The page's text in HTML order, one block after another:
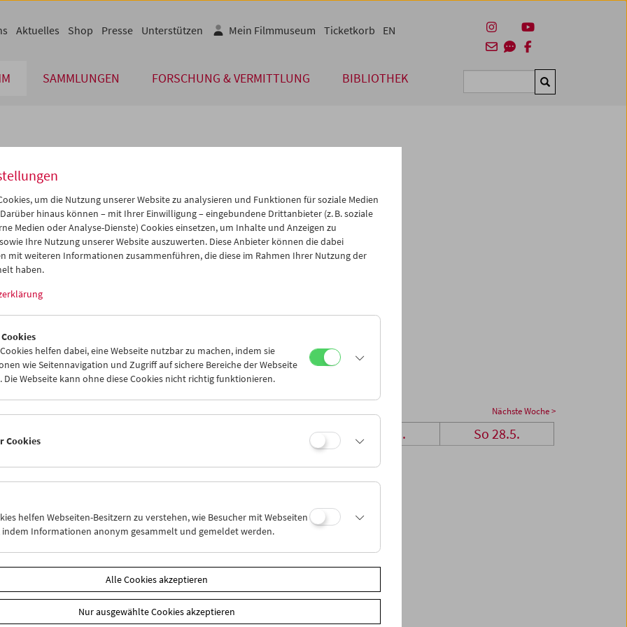
SAMMLUNGEN FORSCHUNG & VERMITTLUNG BIBLIOTHEK Suchen
Aktuelles Shop Presse Unterstützen Mein Filmmuseum Ticketkorb EN
Mai 2028 >>
Mi Do Fr Sa So
03 04 05 06
07
10 11 12 13
14
17 18
24 25
07
iCalender
Programmheft-PDF
English language or subtitles
Nächste Woche >
Mi 24.5. Sa 27.5. So 28.5.
um die Nutzung unserer Website zu analysieren und Funktionen für soziale Medien
hinaus können – mit Ihrer Einwilligung – eingebundene Drittanbieter (z. B. soziale
Medien oder Analyse-Dienste) Cookies einsetzen, um Inhalte und Anzeigen zu
Ihre Nutzung unserer Website auszuwerten. Diese Anbieter können die dabei
mit weiteren Informationen zusammenführen, die diese im Rahmen Ihrer Nutzung der
haben.
helfen dabei, eine Webseite nutzbar zu machen, indem sie
wie Seitennavigation und Zugriff auf sichere Bereiche der Webseite
Die Webseite kann ohne diese Cookies nicht richtig funktionieren.
Cookies
helfen Webseiten-Besitzern zu verstehen, wie Besucher mit Webseiten
indem Informationen anonym gesammelt und gemeldet werden.
Alle Cookies akzeptieren
Nur ausgewählte Cookies akzeptieren